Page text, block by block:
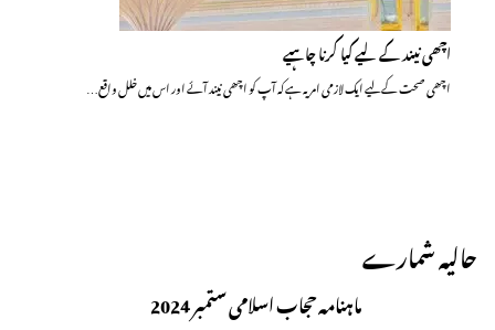
اچھی نیند کے لیے کیا کرنا چاہیے
اچھی صحت کے لیے ایک لازمی امر یہ ہے کہ آپ کو اچھی نیند آئے اور اس میں خلل واقع…
حالیہ شمارے
ماہنامہ حجاب اسلامی ستمبر 2024